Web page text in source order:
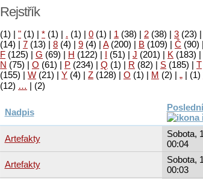
Rejstřík
(1) | " (1) | * (1) | . (1) | 0 (1) | 1 (38) | 2 (38) | 3 (23) |
(14) | 7 (13) | 8 (4) | 9 (4) | A(200) | B (109) | Č (90) |
F (125) | G (69) | H (122) | I (51) | J (201) | K (183) |
N (75) | O (61) | P (234) | Q (1) | R (82) | S (185) | T
(155) | W (21) | Y (4) | Z (128) | Ο (1) | М (2) | (1)
|
„
(2)
|
…
(12)
Nadpis
Artefakty
Sobota,
00:04
Artefakty
Sobota,
00:03